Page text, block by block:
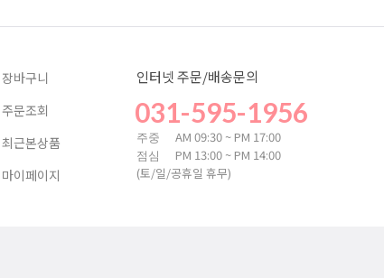
장바구니
주문조회
최근본상품
마이페이지
인터넷 주문/배송문의
031-595-1956
주중 AM 09:30 ~ PM 17:00
점심
PM 13:00 ~ PM 14:00
(토/일/공휴일 휴무)